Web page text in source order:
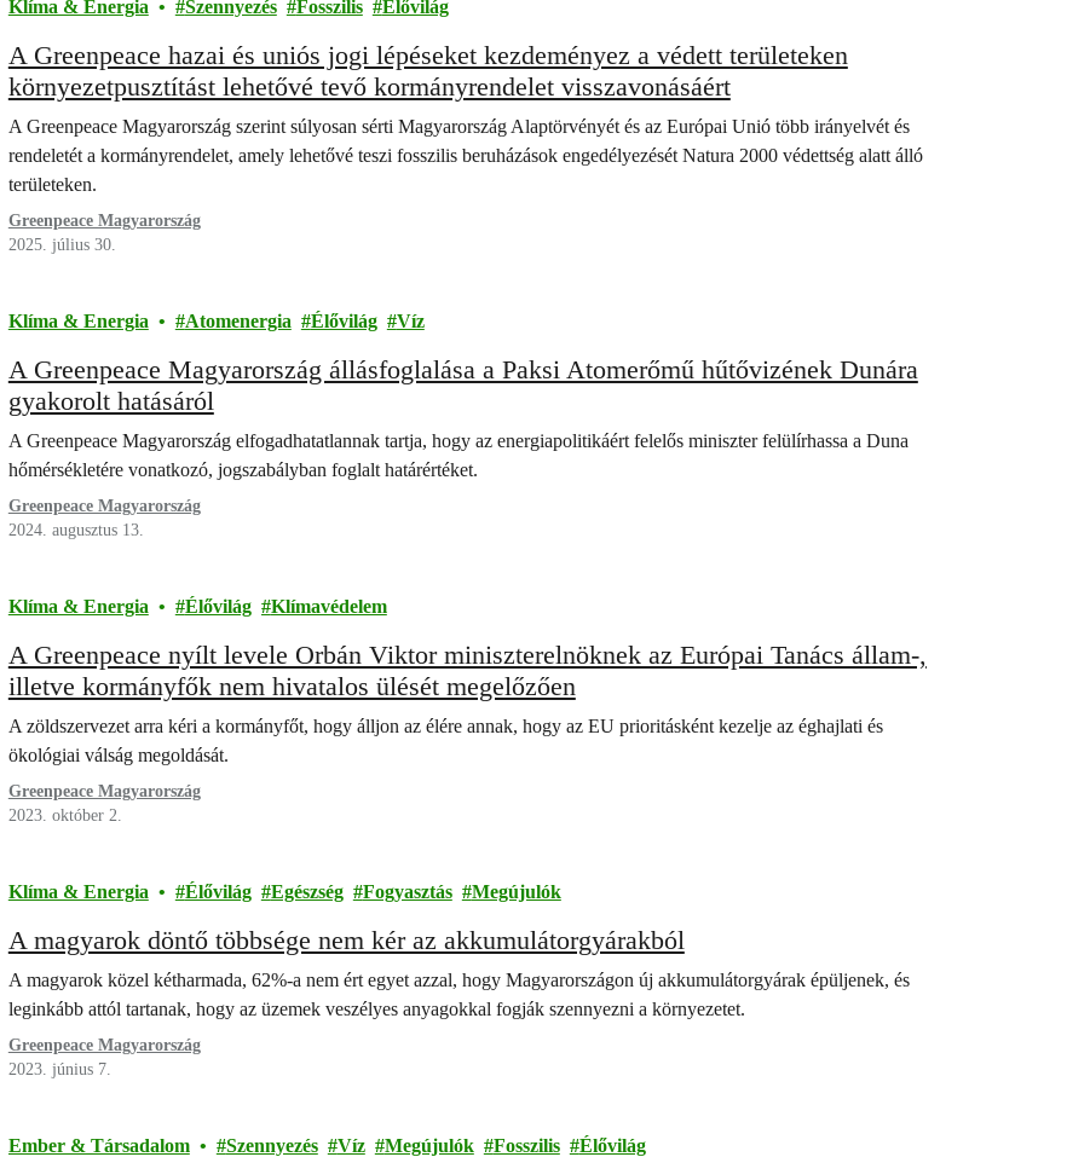
Klíma & Energia Szennyezés Fosszilis Élővilág
A Greenpeace hazai és uniós jogi lépéseket kezdeményez a védett területeken
környezetpusztítást lehetővé tevő kormányrendelet visszavonásáért
A Greenpeace Magyarország szerint súlyosan sérti Magyarország Alaptörvényét és az Európai Unió több irányelvét és
rendeletét a kormányrendelet, amely lehetővé teszi fosszilis beruházások engedélyezését Natura 2000 védettség alatt álló
területeken.
Greenpeace Magyarország
2025. július 30.
Klíma & Energia Atomenergia Élővilág Víz
A Greenpeace Magyarország állásfoglalása a Paksi Atomerőmű hűtővizének Dunára
gyakorolt hatásáról
A Greenpeace Magyarország elfogadhatatlannak tartja, hogy az energiapolitikáért felelős miniszter felülírhassa a Duna
hőmérsékletére vonatkozó, jogszabályban foglalt határértéket.
Greenpeace Magyarország
2024. augusztus 13.
Klíma & Energia Élővilág Klímavédelem
A Greenpeace nyílt levele Orbán Viktor miniszterelnöknek az Európai Tanács állam-,
illetve kormányfők nem hivatalos ülését megelőzően
A zöldszervezet arra kéri a kormányfőt, hogy álljon az élére annak, hogy az EU prioritásként kezelje az éghajlati és
ökológiai válság megoldását.
Greenpeace Magyarország
2023. október 2.
Klíma & Energia Élővilág Egészség Fogyasztás Megújulók
A magyarok döntő többsége nem kér az akkumulátorgyárakból
A magyarok közel kétharmada, 62%-a nem ért egyet azzal, hogy Magyarországon új akkumulátorgyárak épüljenek, és
leginkább attól tartanak, hogy az üzemek veszélyes anyagokkal fogják szennyezni a környezetet.
Greenpeace Magyarország
2023. június 7.
Ember & Társadalom Szennyezés Víz Megújulók Fosszilis Élővilág